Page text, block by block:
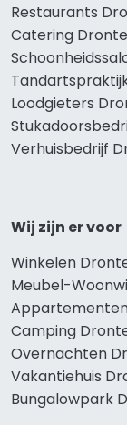
Restaurants
Catering
Loodgieters
Verhuisbedrijf
Wij zijn er voor
Winkelen
Meubel-
Camping
Overnachten
Vakantiehuis
Bungalowpark